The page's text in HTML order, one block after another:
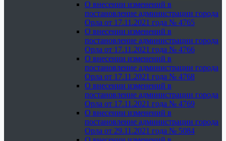
О внесении изменений в
постановление администрации города
Орла от 17.11.2021 года № 4765
О внесении изменений в
постановление администрации города
Орла от 17.11.2021 года № 4766
О внесении изменений в
постановление администрации города
Орла от 17.11.2021 года № 4768
О внесении изменений в
постановление администрации города
Орла от 17.11.2021 года № 4769
О внесении изменений в
постановление администрации города
Орла от 29.11.2021 года № 5084